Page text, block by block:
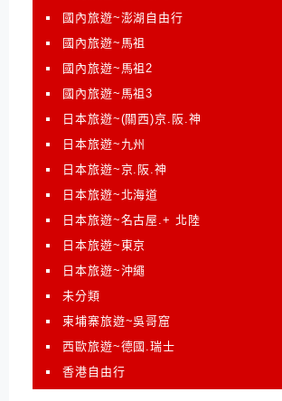
國內旅遊~澎湖自由行
國內旅遊~馬祖
國內旅遊~馬祖2
國內旅遊~馬祖3
日本旅遊~(關西)京.阪.神
日本旅遊~九州
日本旅遊~京.阪.神
日本旅遊~北海道
日本旅遊~名古屋.+ 北陸
日本旅遊~東京
日本旅遊~沖繩
未分類
柬埔寨旅遊~吳哥窟
西歐旅遊~德國.瑞士
香港自由行